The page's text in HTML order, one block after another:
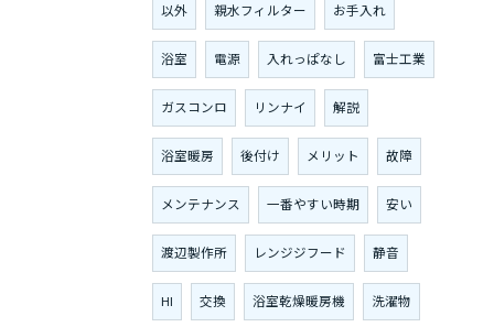
以外 親水フィルター お手入れ
浴室 電源 入れっぱなし 富士工業
ガスコンロ リンナイ 解説
浴室暖房 後付け メリット 故障
メンテナンス 一番やすい時期 安い
渡辺製作所 レンジジフード 静音
HI 交換 浴室乾燥暖房機 洗濯物